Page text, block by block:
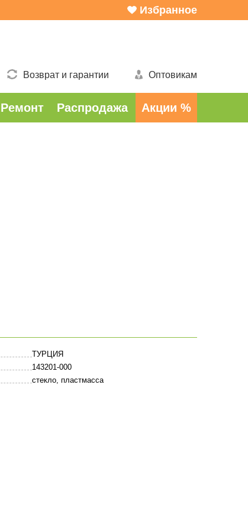
Избранное
Возврат и гарантии Оптовикам
Ремонт Распродажа Акции %
ТУРЦИЯ
143201-000
стекло, пластмасса